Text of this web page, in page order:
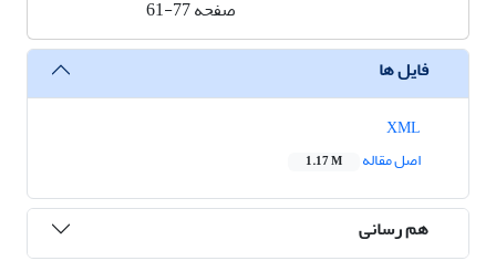
صفحه61-77
فایل ها
اصل مقاله
1.17 M
هم رسانی